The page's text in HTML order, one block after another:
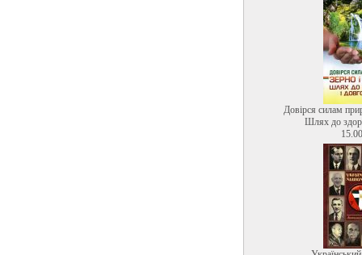
Довірся силам
Шлях до